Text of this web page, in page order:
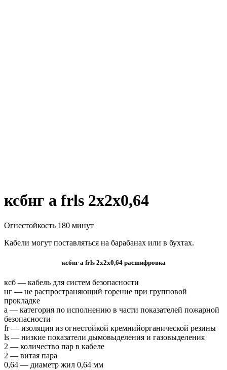
ксбнг а frls 2х2х0,64
Огнестойкость 180 минут
Кабели могут поставляться на барабанах или в бухтах.
ксбнг а frls 2х2х0,64 расшифровка
ксб — кабель для систем безопасности
нг — не распространяющий горение при групповой
прокладке
а — категория по исполнению в части показателей пожарной
безопасности
fr — изоляция из огнестойкой кремнийорганической резины
ls — низкие показатели дымовыделения и газовыделения
2 — количество пар в кабеле
2 — витая пара
0,64 — диаметр жил 0,64 мм